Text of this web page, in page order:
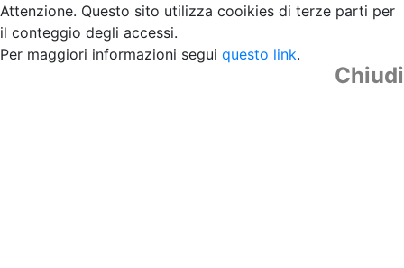
Attenzione. Questo sito utilizza cooikies di terze parti per
il conteggio degli accessi.
Per maggiori informazioni segui questo link.
Chiudi